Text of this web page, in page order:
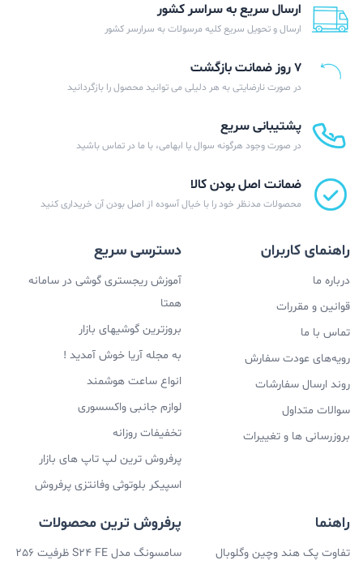
ارسال سریع به سراسر کشور
ارسال و تحویل سریع کلیه مرسولات به سرارسر کشور
۷ روز ضمانت بازگشت
در صورت نارضایتی به هر دلیلی می توانید محصول را بازگردانید
پشتیبانی سریع
در صورت وجود هرگونه سوال یا ابهامی، با ما در تماس باشید
ضمانت اصل بودن کالا
محصولات مدنظر خود را با خیال آسوده از اصل بودن آن خریداری کنید
راهنمای کاربران
درباره ما
قوانین و مقررات
تماس با ما
رویه‌های عودت سفارش
روند ارسال سفارشات
سوالات متداول
بروزرسانی ها و تغییرات
دسترسی سریع
آموزش ریجستری گوشی در سامانه
همتا
بروزترین گوشیهای بازار
به مجله آریا خوش آمدید !
انواع ساعت هوشمند
لوازم جانبی واکسسوری
تخفیفات روزانه
پرفروش ترین لپ تاپ های بازار
اسپیکر بلوتوثی وفانتزی پرفروش
راهنما
تفاوت پک هند وچین وگلوبال
پرفروش ترین محصولات
سامسونگ مدل S24 FE ظرفیت 256